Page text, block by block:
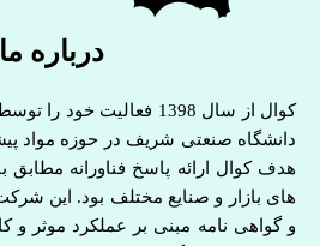
درباره ما
کوال از سال 1398 فعالیت
دانشگاه صنعتی شریف در حوزه مواد
هدف کوال ارائه پاسخ فناورانه مطابق با
و گواهی نامه مبنی بر عملکرد موثر